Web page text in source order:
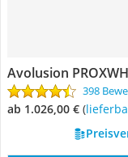
Avolusion
398
ab 1.026,00 € (